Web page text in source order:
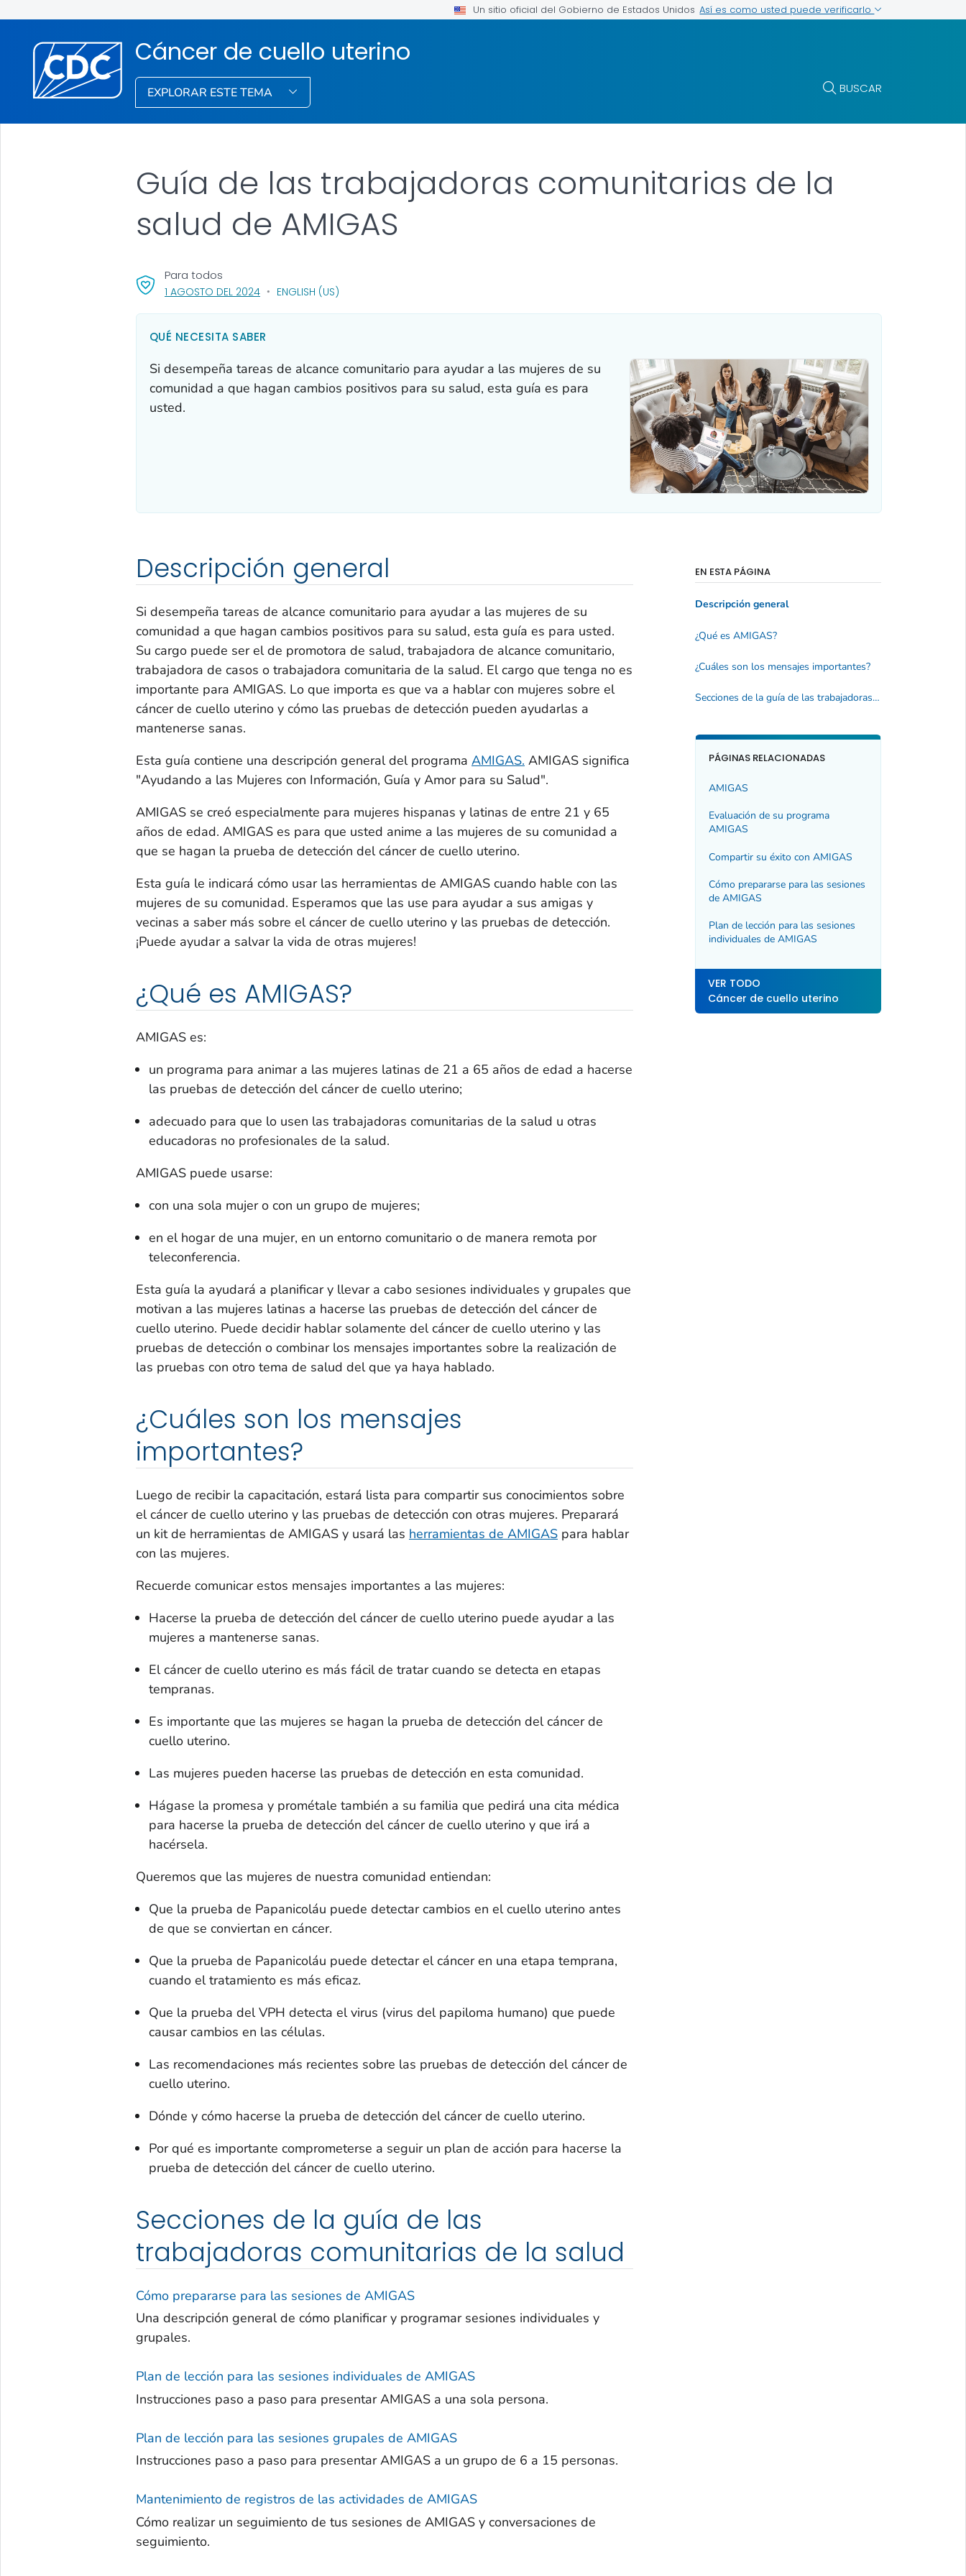
Un sitio oficial del Gobierno de Estados Unidos Así es como usted puede verificarlo
Cáncer de cuello uterino
EXPLORAR ESTE TEMA BUSCAR
1 AGOSTO DEL 2024, VISIT LINK FOR DETAILS.
ENGLISH (US)
Para todos
Guía de las trabajadoras comunitarias de la
salud de AMIGAS
QUÉ NECESITA SABER
Si desempeña tareas de alcance comunitario para ayudar a las mujeres de su
comunidad a que hagan cambios positivos para su salud, esta guía es para
usted.
Descripción general
Si desempeña tareas de alcance comunitario para ayudar a las mujeres de su
comunidad a que hagan cambios positivos para su salud, esta guía es para usted.
Su cargo puede ser el de promotora de salud, trabajadora de alcance comunitario,
trabajadora de casos o trabajadora comunitaria de la salud. El cargo que tenga no es
importante para AMIGAS. Lo que importa es que va a hablar con mujeres sobre el
cáncer de cuello uterino y cómo las pruebas de detección pueden ayudarlas a
mantenerse sanas.
Esta guía contiene una descripción general del programa AMIGAS. AMIGAS significa
"Ayudando a las Mujeres con Información, Guía y Amor para su Salud".
AMIGAS se creó especialmente para mujeres hispanas y latinas de entre 21 y 65
años de edad. AMIGAS es para que usted anime a las mujeres de su comunidad a
que se hagan la prueba de detección del cáncer de cuello uterino.
Esta guía le indicará cómo usar las herramientas de AMIGAS cuando hable con las
mujeres de su comunidad. Esperamos que las use para ayudar a sus amigas y
vecinas a saber más sobre el cáncer de cuello uterino y las pruebas de detección.
¡Puede ayudar a salvar la vida de otras mujeres!
¿Qué es AMIGAS?
AMIGAS es:
un programa para animar a las mujeres latinas de 21 a 65 años de edad a hacerse
las pruebas de detección del cáncer de cuello uterino;
adecuado para que lo usen las trabajadoras comunitarias de la salud u otras
educadoras no profesionales de la salud.
AMIGAS puede usarse:
con una sola mujer o con un grupo de mujeres;
en el hogar de una mujer, en un entorno comunitario o de manera remota por
teleconferencia.
Esta guía la ayudará a planificar y llevar a cabo sesiones individuales y grupales que
motivan a las mujeres latinas a hacerse las pruebas de detección del cáncer de
cuello uterino. Puede decidir hablar solamente del cáncer de cuello uterino y las
pruebas de detección o combinar los mensajes importantes sobre la realización de
las pruebas con otro tema de salud del que ya haya hablado.
¿Cuáles son los mensajes
importantes?
Luego de recibir la capacitación, estará lista para compartir sus conocimientos sobre
el cáncer de cuello uterino y las pruebas de detección con otras mujeres. Preparará
un kit de herramientas de AMIGAS y usará las herramientas de AMIGASpara hablar
con las mujeres.
Recuerde comunicar estos mensajes importantes a las mujeres:
Hacerse la prueba de detección del cáncer de cuello uterino puede ayudar a las
mujeres a mantenerse sanas.
El cáncer de cuello uterino es más fácil de tratar cuando se detecta en etapas
tempranas.
Es importante que las mujeres se hagan la prueba de detección del cáncer de
cuello uterino.
Las mujeres pueden hacerse las pruebas de detección en esta comunidad.
Hágase la promesa y prométale también a su familia que pedirá una cita médica
para hacerse la prueba de detección del cáncer de cuello uterino y que irá a
hacérsela.
Queremos que las mujeres de nuestra comunidad entiendan:
Que la prueba de Papanicoláu puede detectar cambios en el cuello uterino antes
de que se conviertan en cáncer.
Que la prueba de Papanicoláu puede detectar el cáncer en una etapa temprana,
cuando el tratamiento es más eficaz.
Que la prueba del VPH detecta el virus (virus del papiloma humano) que puede
causar cambios en las células.
Las recomendaciones más recientes sobre las pruebas de detección del cáncer de
cuello uterino.
Dónde y cómo hacerse la prueba de detección del cáncer de cuello uterino.
Por qué es importante comprometerse a seguir un plan de acción para hacerse la
prueba de detección del cáncer de cuello uterino.
Secciones de la guía de las
trabajadoras comunitarias de la salud
Cómo prepararse para las sesiones de AMIGAS
Una descripción general de cómo planificar y programar sesiones individuales y
grupales.
Plan de lección para las sesiones individuales de AMIGAS
Instrucciones paso a paso para presentar AMIGAS a una sola persona.
Plan de lección para las sesiones grupales de AMIGAS
Instrucciones paso a paso para presentar AMIGAS a un grupo de 6 a 15 personas.
Mantenimiento de registros de las actividades de AMIGAS
Cómo realizar un seguimiento de tus sesiones de AMIGAS y conversaciones de
seguimiento.
EN ESTA PÁGINA
Descripción general
¿Qué es AMIGAS?
¿Cuáles son los mensajes importantes?
Secciones de la guía de las trabajadoras comunitarias de la salud
PÁGINAS RELACIONADAS
AMIGAS
Evaluación de su programa
AMIGAS
Compartir su éxito con AMIGAS
Cómo prepararse para las sesiones
de AMIGAS
Plan de lección para las sesiones
individuales de AMIGAS
VER TODO
Cáncer de cuello uterino